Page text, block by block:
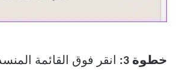
خطوة 3: انقر فوق القائمة